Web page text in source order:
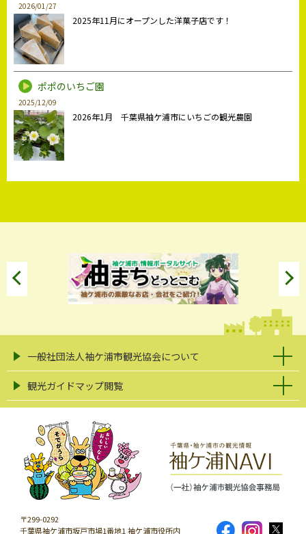
2026/01/27
2025年11月にオープンした洋菓子店です！
ポポのいちご園
2025/12/09
2026年1月 千葉県袖ケ浦市にいちごの観光農園
一般社団法人袖ケ浦市観光協会について
観光ガイドマップ閲覧
〒299-0292
千葉県袖ケ浦市坂戸市場1番地1 袖ケ浦市役所内